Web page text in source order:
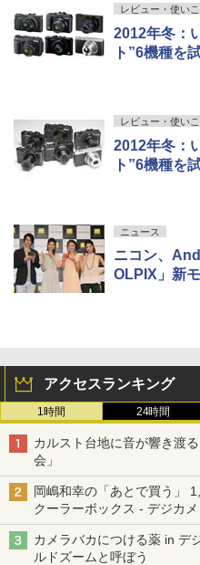
レビュー・使い
2012年冬：
ト”6機種を
レビュー・使い
2012年冬：
ト”6機種を
ニュース
ニコン、
OLPIX」新
アクセスランキング
1時間 24時間
カルスト台地に音が響き渡
会」
岡嶋和幸の「あとで買う」
クーラーボックス - デジカ
カメラバカにつける薬 in デ
ルドズームと呼ぼう